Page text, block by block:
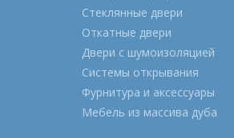
Стеклянные двери
Откатные двери
Двери с шумоизоляцией
Системы открывания
Фурнитура и аксессуары
Мебель из массива дуба